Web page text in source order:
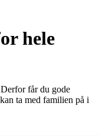
hele
får du gode
ta med familien på i